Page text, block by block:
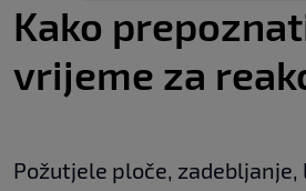
Kako
vrijeme za
Požutjele ploče,